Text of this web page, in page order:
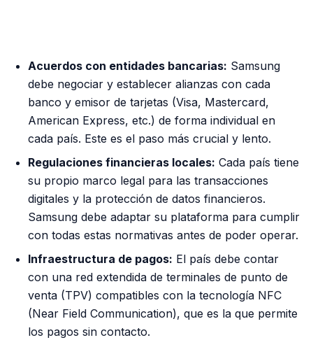
Acuerdos con entidades bancarias: Samsung
debe negociar y establecer alianzas con cada
banco y emisor de tarjetas (Visa, Mastercard,
American Express, etc.) de forma individual en
cada país. Este es el paso más crucial y lento.
Regulaciones financieras locales: Cada país tiene
su propio marco legal para las transacciones
digitales y la protección de datos financieros.
Samsung debe adaptar su plataforma para cumplir
con todas estas normativas antes de poder operar.
Infraestructura de pagos: El país debe contar
con una red extendida de terminales de punto de
venta (TPV) compatibles con la tecnología NFC
(Near Field Communication), que es la que permite
los pagos sin contacto.